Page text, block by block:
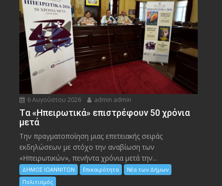
6 Αυγούστου 2026 admin admin
Tα «Ηπειρωτικά» επιστρέφουν 50 χρόνια
μετά
Την πραγματοποίηση μιας επετειακής σειράς
εκδηλώσεων με στόχο την αναβίωση των
«Ηπειρωτικών», πενήντα χρόνια μετά την...
ΔΗΜΟΣ ΙΩΑΝΝΙΤΩΝ Επικαιρότητα
Νέα των Δήμων
Πολιτισμός